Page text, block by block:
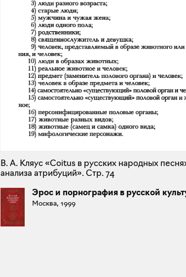
В. А. Кляус «Coitus в русских народных
анализа атрибуций». Стр. 74
Эрос и порнография в русской
Москва, 1999